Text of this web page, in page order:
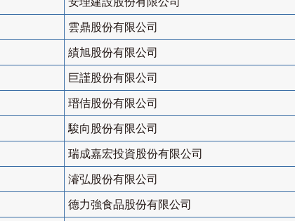
雲鼎股份有限公司
績旭股份有限公司
巨謹股份有限公司
瑨佶股份有限公司
駿向股份有限公司
瑞成嘉宏投資股份有限公司
濬弘股份有限公司
德力強食品股份有限公司